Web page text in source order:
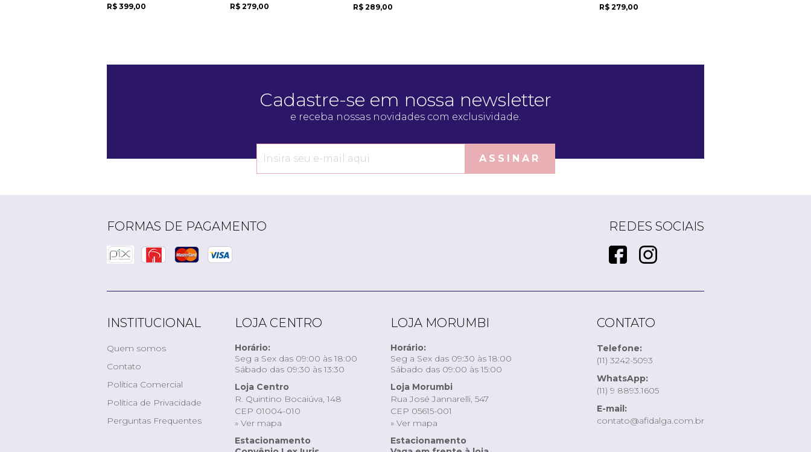
R$ 399,00 R$ 279,00 R$ 289,00 R$ 279,00
Cadastre-se em nossa newsletter
e receba nossas novidades com exclusividade.
ASSINAR
FORMAS DE PAGAMENTO REDES SOCIAIS
INSTITUCIONAL
Quem somos
Contato
Política Comercial
Política de Privacidade
Perguntas Frequentes
LOJA CENTRO
Horário:
Seg a Sex das 09:00 às 18:00
Sábado das 09:30 às 13:30
Loja Centro
R. Quintino Bocaiúva, 148
CEP 01004-010
» Ver mapa
Estacionamento
LOJA MORUMBI
Horário:
Seg a Sex das 09:30 às 18:00
Sábado das 09:00 às 15:00
Loja Morumbi
Rua José Jannarelli, 547
CEP 05615-001
» Ver mapa
Estacionamento
CONTATO
Telefone:
(11) 3242-5093
WhatsApp:
(11) 9 8893.1605
E-mail:
contato@afidalga.com.br